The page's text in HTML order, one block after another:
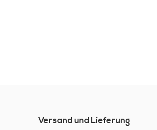
Versand und Lieferung